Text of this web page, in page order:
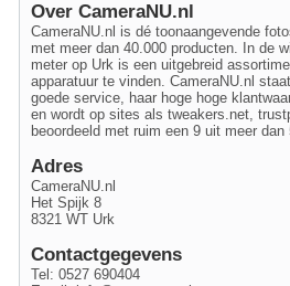
Over CameraNU.nl
CameraNU.nl is dé toonaangevende
met meer dan 40.000 producten. In de
meter op Urk is een uitgebreid
apparatuur te vinden. CameraNU.nl
goede service, haar hoge hoge
en wordt op sites als tweakers.net,
beoordeeld met ruim een 9 uit meer dan
Adres
CameraNU.nl
Het Spijk 8
8321 WT Urk
Contactgegevens
Tel: 0527 690404